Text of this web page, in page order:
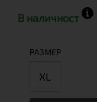
В наличност
РАЗМЕР
XL